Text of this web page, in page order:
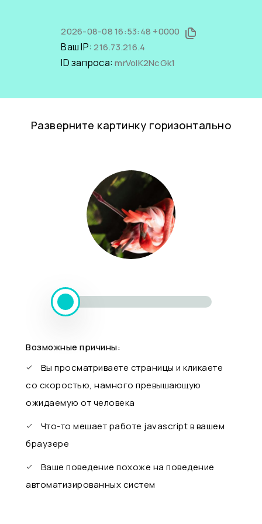
2026-08-08 16:53:48 +0000
Ваш IP:216.73.216.4
ID запроса:mrVolK2NcGk1
Разверните картинку горизонтально
Возможные причины:
Вы просматриваете страницы и кликаете
со скоростью, намного превышающую
ожидаемую от человека
Что-то мешает работе javascript в вашем
браузере
Ваше поведение похоже на поведение
автоматизированных систем